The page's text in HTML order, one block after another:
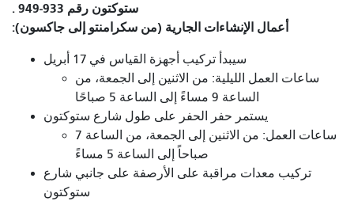
ستوكتون رقم 933-949 .
أعمال الإنشاءات الجارية (من سكرامنتو إلى جاكسون):
سيبدأ تركيب أجهزة القياس في 17 أبريل
ساعات العمل الليلية: من الاثنين إلى الجمعة، من
الساعة 9 مساءً إلى الساعة 5 صباحًا
يستمر حفر الحفر على طول شارع ستوكتون
ساعات العمل: من الاثنين إلى الجمعة، من الساعة 7
صباحاً إلى الساعة 5 مساءً
تركيب معدات مراقبة على الأرصفة على جانبي شارع
ستوكتون